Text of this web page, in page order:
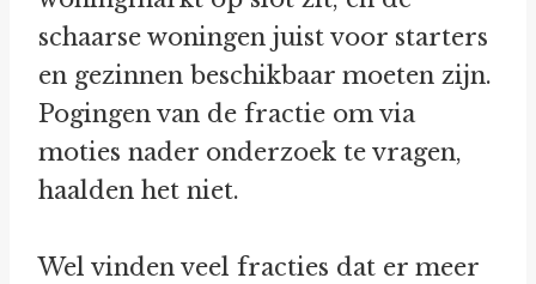
schaarse woningen juist voor starters
en gezinnen beschikbaar moeten zijn.
Pogingen van de fractie om via
moties nader onderzoek te vragen,
haalden het niet.
Wel vinden veel fracties dat er meer